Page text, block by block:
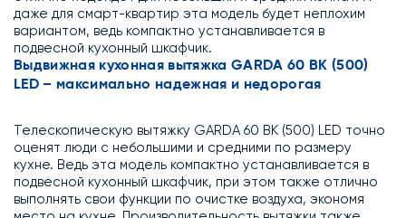
даже для смарт-квартир эта модель будет неплохим
вариантом, ведь компактно устанавливается в
подвесной кухонный шкафчик.
Выдвижная кухонная вытяжка GARDA 60 BK (500)
LED – максимально надежная и недорогая
Телескопическую вытяжку GARDA 60 BK (500) LED точно
оценят люди с небольшими и средними по размеру
кухне. Ведь эта модель компактно устанавливается в
подвесной кухонный шкафчик, при этом также отлично
выполнять свои функции по очистке воздуха, экономя